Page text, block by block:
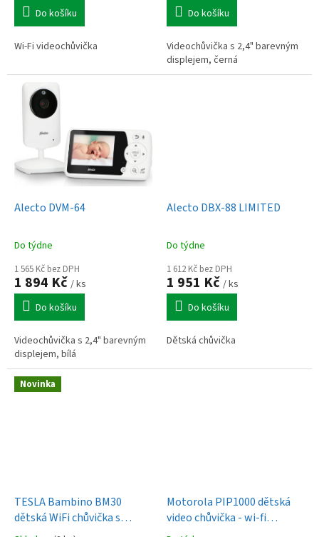
Do košíku
Wi-Fi videochůvička
Do košíku
Videochůvička s 2,4" barevným
displejem, černá
Alecto DVM-64
Do týdne
1 565 Kč bez DPH
1 894 Kč / ks
Do košíku
Videochůvička s 2,4" barevným
displejem, bílá
Alecto DBX-88 LIMITED
Do týdne
1 612 Kč bez DPH
1 951 Kč / ks
Do košíku
Dětská chůvička
Novinka
TESLA Bambino BM30
dětská WiFi chůvička s
monitorem a kamerou
Motorola PIP1000 dětská
video chůvička - wi-fi
kamera